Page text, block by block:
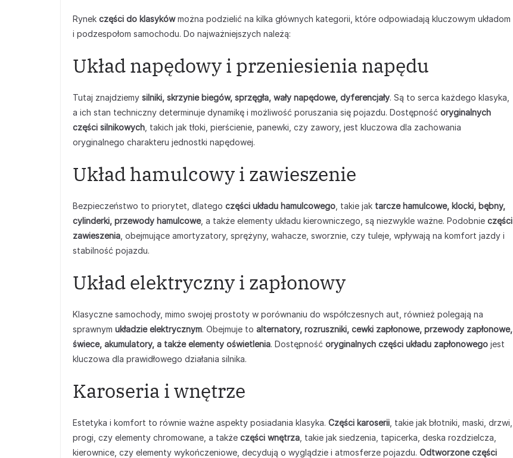
Rynek części do klasykówmożna podzielić na kilka głównych kategorii, które odpowiadają kluczowym układom
i podzespołom samochodu. Do najważniejszych należą:
Układ napędowy i przeniesienia napędu
Tutaj znajdziemy silniki, skrzynie biegów, sprzęgła, wały napędowe, dyferencjały. Są to serca każdego klasyka,
a ich stan techniczny determinuje dynamikę i możliwość poruszania się pojazdu. Dostępność oryginalnych
części silnikowych , takich jak tłoki, pierścienie, panewki, czy zawory, jest kluczowa dla zachowania
oryginalnego charakteru jednostki napędowej.
Układ hamulcowy i zawieszenie
Bezpieczeństwo to priorytet, dlatego części układu hamulcowego , takie jak tarcze hamulcowe, klocki, bębny,
cylinderki, przewody hamulcowe, a także elementy układu kierowniczego, są niezwykle ważne. Podobnie części
zawieszenia , obejmujące amortyzatory, sprężyny, wahacze, sworznie, czy tuleje, wpływają na komfort jazdy i
stabilność pojazdu.
Układ elektryczny i zapłonowy
Klasyczne samochody, mimo swojej prostoty w porównaniu do współczesnych aut, również polegają na
sprawnym układzie elektrycznym. Obejmuje to alternatory, rozruszniki, cewki zapłonowe, przewody zapłonowe,
świece, akumulatory, a także elementy oświetlenia. Dostępność oryginalnych części układu zapłonowego jest
kluczowa dla prawidłowego działania silnika.
Karoseria i wnętrze
Estetyka i komfort to równie ważne aspekty posiadania klasyka. Części karoserii , takie jak błotniki, maski, drzwi,
progi, czy elementy chromowane, a także części wnętrza , takie jak siedzenia, tapicerka, deska rozdzielcza,
kierownice, czy elementy wykończeniowe, decydują o wyglądzie i atmosferze pojazdu. Odtworzone części